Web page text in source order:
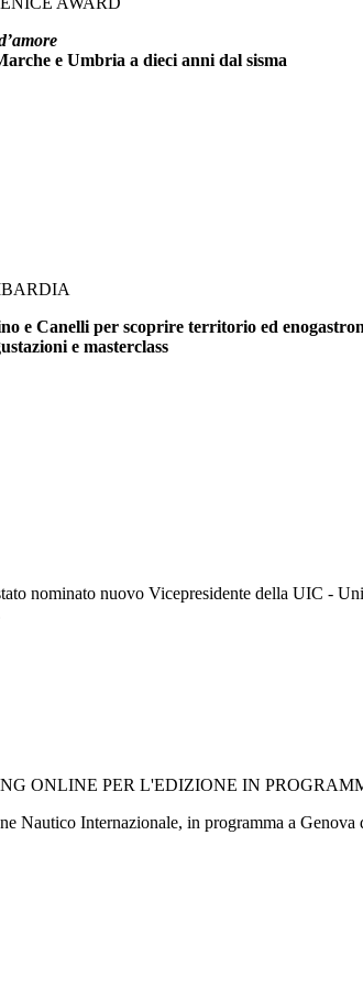
e Umbria a dieci anni dal sisma
e Canelli per scoprire territorio ed
e masterclass
nominato nuovo Vicepresidente della UIC -
ONLINE PER L'EDIZIONE IN
Nautico Internazionale, in programma a Genova